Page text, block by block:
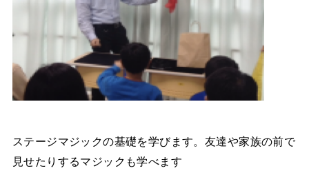
ステージマジックの基礎を学びます。友達や家族の前で
見せたりするマジックも学べます